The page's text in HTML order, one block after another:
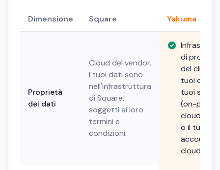
Dimensione Square Yakuma
Proprietà
dei dati
Cloud del vendor.
I tuoi dati sono
nell'infrastruttura
di Square,
soggetti ai loro
termini e
condizioni.
di
del cliente.
tuoi dati, i
tuoi server
(on-
cloud
o il tuo
account
cloud).